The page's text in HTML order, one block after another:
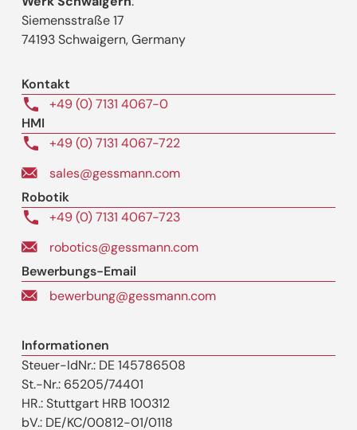
Siemensstraße 17
74193 Schwaigern, Germany
Kontakt
+49 (0) 7131 4067-0
HMI
+49 (0) 7131 4067-722
sales@gessmann.com
Robotik
+49 (0) 7131 4067-723
robotics@gessmann.com
Bewerbungs-Email
bewerbung@gessmann.com
Informationen
Steuer-IdNr.: DE 145786508
St.-Nr.: 65205/74401
HR.: Stuttgart HRB 100312
bV.: DE/KC/00812-01/0118